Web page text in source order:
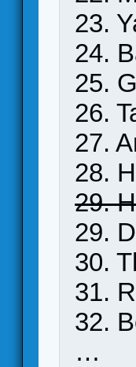
23.
24.
25.
26.
27.
28.
29.
29.
30.
31.
32.
…